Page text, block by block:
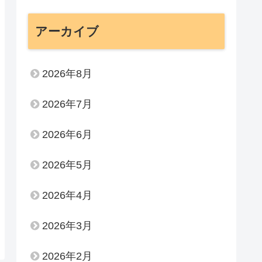
アーカイブ
2026年8月
2026年7月
2026年6月
2026年5月
2026年4月
2026年3月
2026年2月